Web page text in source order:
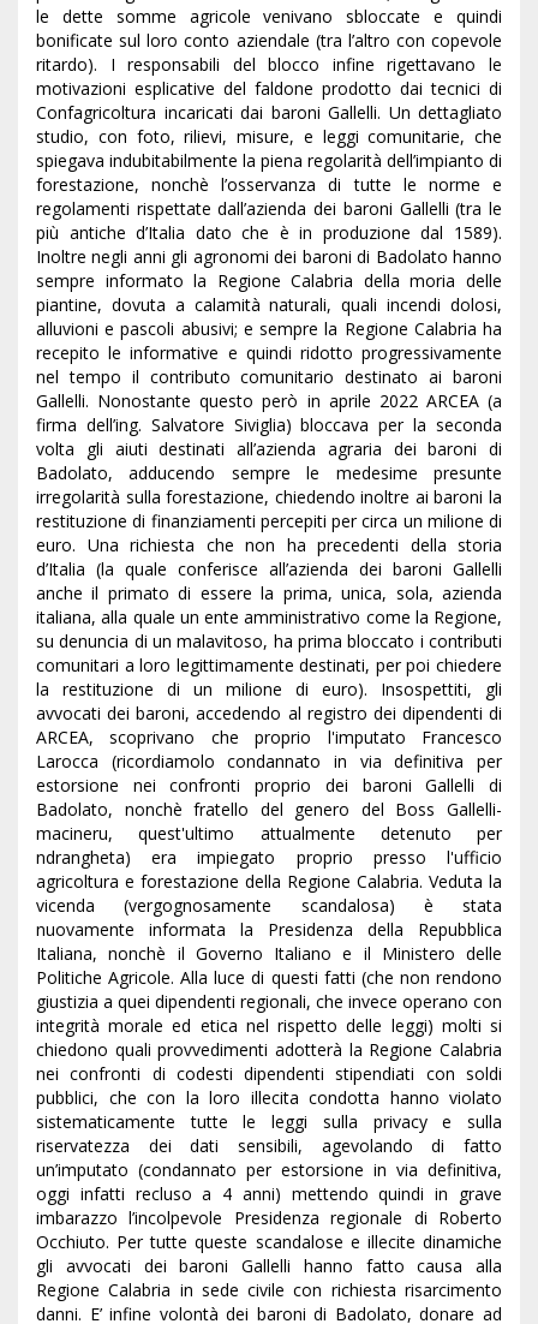
le dette somme agricole venivano sbloccate e quindi
bonificate sul loro conto aziendale (tra l’altro con copevole
ritardo). I responsabili del blocco infine rigettavano le
motivazioni esplicative del faldone prodotto dai tecnici di
Confagricoltura incaricati dai baroni Gallelli. Un dettagliato
studio, con foto, rilievi, misure, e leggi comunitarie, che
spiegava indubitabilmente la piena regolarità dell’impianto di
forestazione, nonchè l’osservanza di tutte le norme e
regolamenti rispettate dall’azienda dei baroni Gallelli (tra le
più antiche d’Italia dato che è in produzione dal 1589).
Inoltre negli anni gli agronomi dei baroni di Badolato hanno
sempre informato la Regione Calabria della moria delle
piantine, dovuta a calamità naturali, quali incendi dolosi,
alluvioni e pascoli abusivi; e sempre la Regione Calabria ha
recepito le informative e quindi ridotto progressivamente
nel tempo il contributo comunitario destinato ai baroni
Gallelli. Nonostante questo però in aprile 2022 ARCEA (a
firma dell’ing. Salvatore Siviglia) bloccava per la seconda
volta gli aiuti destinati all’azienda agraria dei baroni di
Badolato, adducendo sempre le medesime presunte
irregolarità sulla forestazione, chiedendo inoltre ai baroni la
restituzione di finanziamenti percepiti per circa un milione di
euro. Una richiesta che non ha precedenti della storia
d’Italia (la quale conferisce all’azienda dei baroni Gallelli
anche il primato di essere la prima, unica, sola, azienda
italiana, alla quale un ente amministrativo come la Regione,
su denuncia di un malavitoso, ha prima bloccato i contributi
comunitari a loro legittimamente destinati, per poi chiedere
la restituzione di un milione di euro). Insospettiti, gli
avvocati dei baroni, accedendo al registro dei dipendenti di
ARCEA, scoprivano che proprio l'imputato Francesco
Larocca (ricordiamolo condannato in via definitiva per
estorsione nei confronti proprio dei baroni Gallelli di
Badolato, nonchè fratello del genero del Boss Gallelli-
macineru, quest'ultimo attualmente detenuto per
ndrangheta) era impiegato proprio presso l'ufficio
agricoltura e forestazione della Regione Calabria. Veduta la
vicenda (vergognosamente scandalosa) è stata
nuovamente informata la Presidenza della Repubblica
Italiana, nonchè il Governo Italiano e il Ministero delle
Politiche Agricole. Alla luce di questi fatti (che non rendono
giustizia a quei dipendenti regionali, che invece operano con
integrità morale ed etica nel rispetto delle leggi) molti si
chiedono quali provvedimenti adotterà la Regione Calabria
nei confronti di codesti dipendenti stipendiati con soldi
pubblici, che con la loro illecita condotta hanno violato
sistematicamente tutte le leggi sulla privacy e sulla
riservatezza dei dati sensibili, agevolando di fatto
un’imputato (condannato per estorsione in via definitiva,
oggi infatti recluso a 4 anni) mettendo quindi in grave
imbarazzo l’incolpevole Presidenza regionale di Roberto
Occhiuto. Per tutte queste scandalose e illecite dinamiche
gli avvocati dei baroni Gallelli hanno fatto causa alla
Regione Calabria in sede civile con richiesta risarcimento
danni. E’ infine volontà dei baroni di Badolato, donare ad